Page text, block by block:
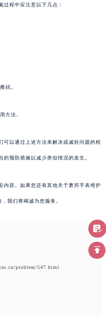
过程中应注意以下几点：
拭。
方法。
可以通过上述方法来解决或减轻问题的程
预防措施以减少类似情况的发生。
内容。如果您还有其他关于萧邦手表维护
我们将竭诚为您服务。
problem/547.html